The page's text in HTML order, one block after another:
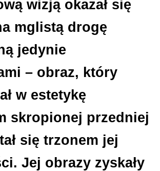
wizją okazał się
mglistą drogę
jedynie
– obraz, który
w estetykę
skropionej przedniej
się trzonem jej
Jej obrazy zyskały